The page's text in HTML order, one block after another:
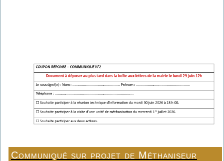
Communiqué sur projet de Méthaniseur